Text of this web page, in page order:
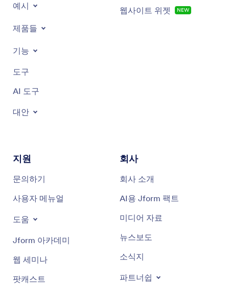
예시
제품들
기능
도구
AI 도구
대안
웹사이트 위젯 NEW
지원
문의하기
사용자 메뉴얼
도움
Jform 아카데미
웹 세미나
팟캐스트
회사
회사 소개
AI용 Jform 팩트
미디어 자료
뉴스보도
소식지
파트너쉽